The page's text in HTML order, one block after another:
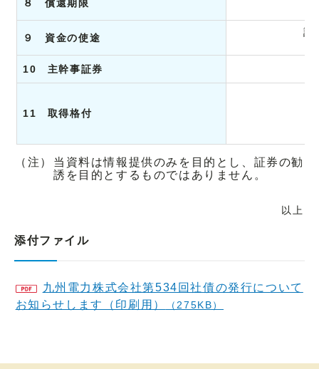
８ 償還期限
９ 資金の使途 設
10 主幹事証券
11 取得格付
（注）
当資料は情報提供のみを目的とし、証券の勧
誘を目的とするものではありません。
以上
添付ファイル
九州電力株式会社第534回社債の発行について
お知らせします（印刷用）
（275KB）